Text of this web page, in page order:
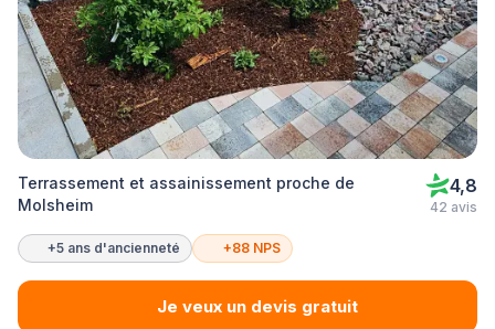
Terrassement et assainissement proche de
Molsheim
4,8
42 avis
+5 ans d'ancienneté +88 NPS
Je veux un devis gratuit